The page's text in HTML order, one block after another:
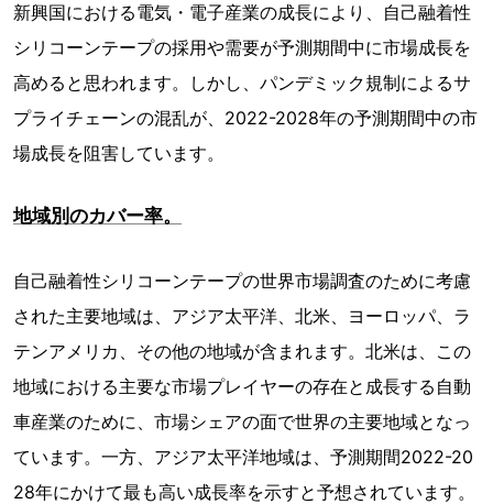
新興国における電気・電子産業の成長により、自己融着性
シリコーンテープの採用や需要が予測期間中に市場成長を
高めると思われます。しかし、パンデミック規制によるサ
プライチェーンの混乱が、2022-2028年の予測期間中の市
場成長を阻害しています。
地域別のカバー率。
自己融着性シリコーンテープの世界市場調査のために考慮
された主要地域は、アジア太平洋、北米、ヨーロッパ、ラ
テンアメリカ、その他の地域が含まれます。北米は、この
地域における主要な市場プレイヤーの存在と成長する自動
車産業のために、市場シェアの面で世界の主要地域となっ
ています。一方、アジア太平洋地域は、予測期間2022-20
28年にかけて最も高い成長率を示すと予想されています。